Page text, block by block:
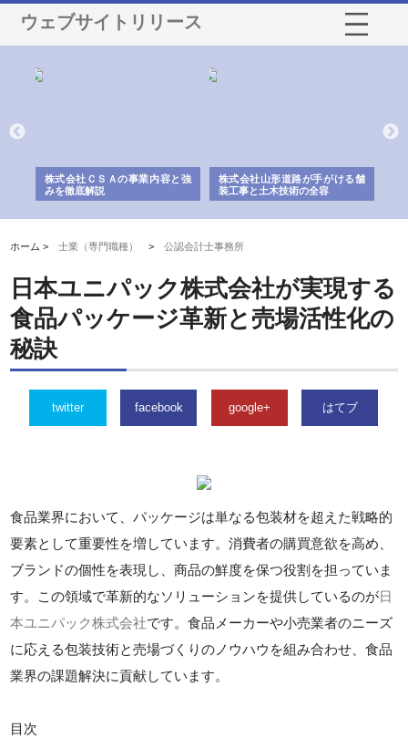
ウェブサイトリリース
株式会社ＣＳＡの事業内容と強
みを徹底解説
株式会社山形道路が手がける舗
装工事と土木技術の全容
ホーム >士業（専門職種） >公認会計士事務所
日本ユニパック株式会社が実現する
食品パッケージ革新と売場活性化の
秘訣
twitter facebook google+ はてブ
食品業界において、パッケージは単なる包装材を超えた戦略的
要素として重要性を増しています。消費者の購買意欲を高め、
ブランドの個性を表現し、商品の鮮度を保つ役割を担っていま
す。この領域で革新的なソリューションを提供しているのが日
本ユニパック株式会社です。食品メーカーや小売業者のニーズ
に応える包装技術と売場づくりのノウハウを組み合わせ、食品
業界の課題解決に貢献しています。
目次